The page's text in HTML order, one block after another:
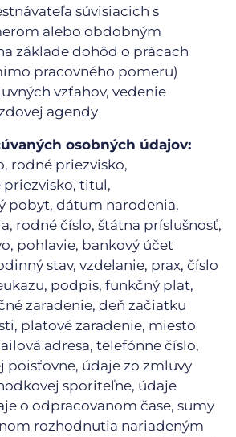
súvisiacich s
alebo obdobným
základe dohôd o prácach
pracovného pomeru)
vzťahov, vedenie
agendy
osobných údajov:
rodné priezvisko,
titul,
pobyt, dátum narodenia,
rodné číslo, štátna príslušnosť,
pohlavie, bankový účet
stav, vzdelanie, prax, číslo
podpis, funkčný plat,
zaradenie, deň začiatku
platové zaradenie, miesto
adresa, telefónne číslo,
poisťovne, údaje zo zmluvy
sporiteľne, údaje
o odpracovanom čase, sumy
rozhodnutia nariadeným